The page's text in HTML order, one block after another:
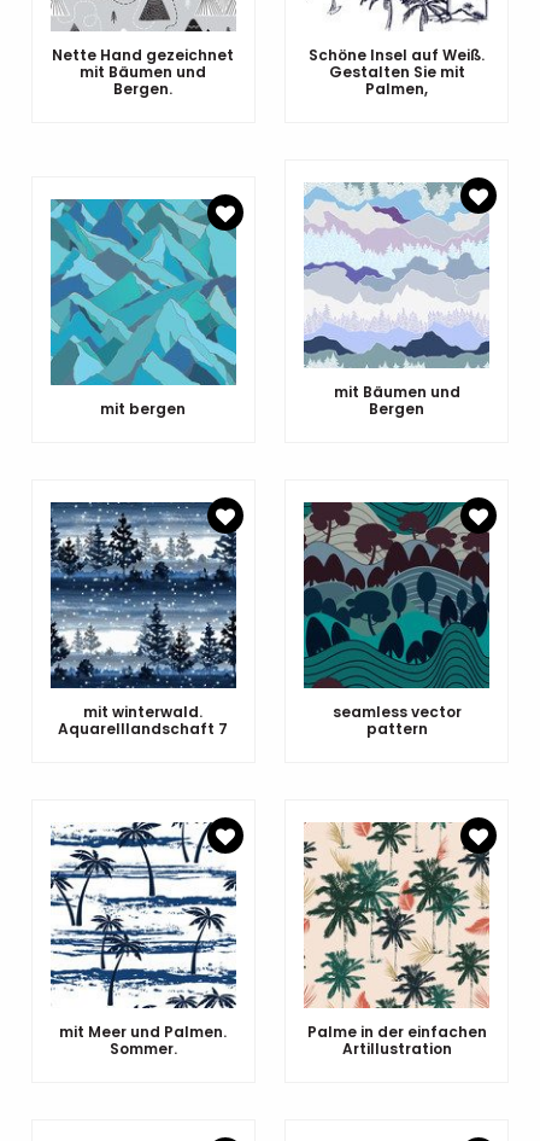
Nette Hand gezeichnet
mit Bäumen und
Bergen.
Schöne Insel auf Weiß.
Gestalten Sie mit
Palmen,
mit bergen
mit Bäumen und
Bergen
mit winterwald.
Aquarelllandschaft 7
seamless vector
pattern
mit Meer und Palmen.
Sommer.
Palme in der einfachen
Artillustration